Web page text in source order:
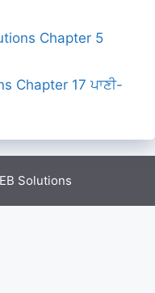
Chapter 5
Chapter 17 ਪਾਣੀ-
Solutions